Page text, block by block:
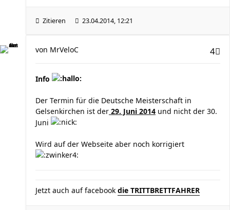
Zitieren 23.04.2014, 12:21
4
von MrVeloC
Info
Der Termin für die Deutsche Meisterschaft in
Gelsenkirchen ist der 29. Juni 2014 und nicht der 30.
Juni
Wird auf der Webseite aber noch korrigiert
Jetzt auch auf facebook die TRITTBRETTFAHRER